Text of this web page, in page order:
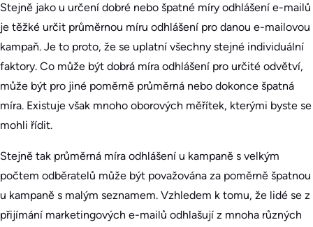
Stejně jako u určení dobré nebo špatné míry odhlášení e-mailů
je těžké určit průměrnou míru odhlášení pro danou e-mailovou
kampaň. Je to proto, že se uplatní všechny stejné individuální
faktory. Co může být dobrá míra odhlášení pro určité odvětví,
může být pro jiné poměrně průměrná nebo dokonce špatná
míra. Existuje však mnoho oborových měřítek, kterými byste se
mohli řídit.
Stejně tak průměrná míra odhlášení u kampaně s velkým
počtem odběratelů může být považována za poměrně špatnou
u kampaně s malým seznamem. Vzhledem k tomu, že lidé se z
přijímání marketingových e-mailů odhlašují z mnoha různých